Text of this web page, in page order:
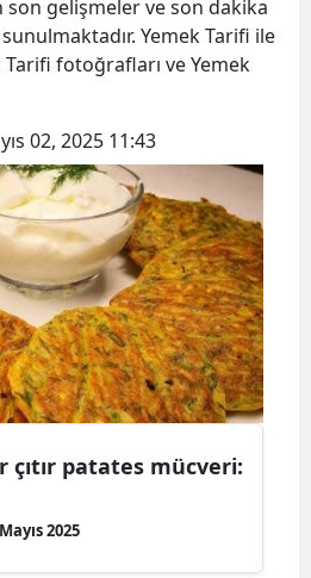
son gelişmeler ve son dakika
Yemek Tarifi ile
fotoğrafları ve Yemek
02, 2025 11:43
çıtır patates mücveri:
2025